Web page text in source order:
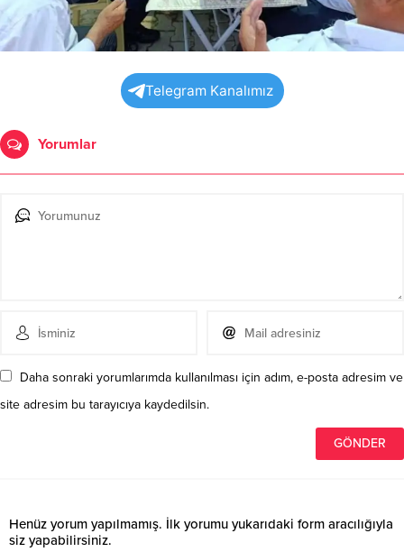
Telegram Kanalımız
Yorumlar
Daha sonraki yorumlarımda kullanılması için adım, e-posta adresim ve
site adresim bu tarayıcıya kaydedilsin.
Henüz yorum yapılmamış. İlk yorumu yukarıdaki form aracılığıyla
siz yapabilirsiniz.